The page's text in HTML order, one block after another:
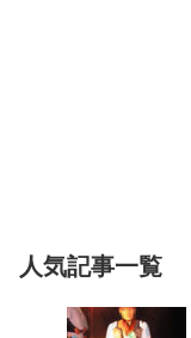
人気記事一覧